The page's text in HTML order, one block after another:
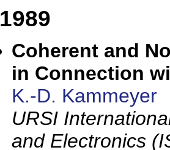
1989
Coherent and
in Connection
K.-D. Kammeyer
URSI
and Electronics